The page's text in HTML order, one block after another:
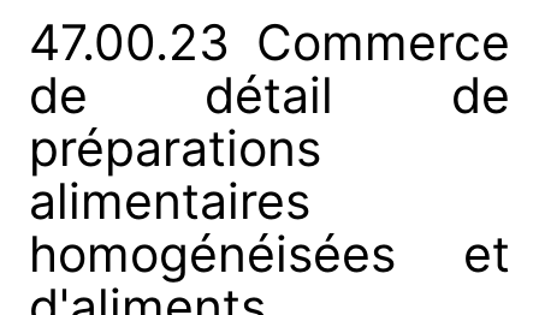
47.00.23 Commerce
de détail de
préparations
alimentaires
homogénéisées et